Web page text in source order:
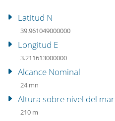
Latitud N
39.961049000000
Longitud E
3.211613000000
Alcance Nominal
24 mn
Altura sobre nivel del mar
210 m